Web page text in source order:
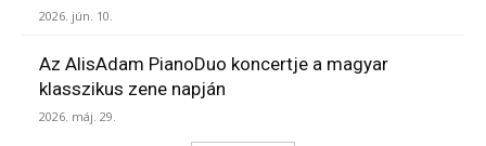
2026. jún. 10.
Az AlisAdam PianoDuo koncertje a magyar
klasszikus zene napján
2026. máj. 29.